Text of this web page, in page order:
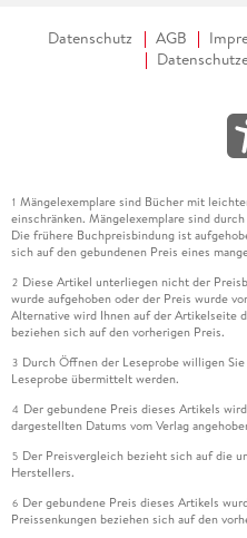
Datenschutz AGB
1 Mängelexemplare sind Bücher mit
einschränken. Mängelexemplare sind
Die frühere Buchpreisbindung ist
sich auf den gebundenen Preis eines
2 Diese Artikel unterliegen nicht der
wurde aufgehoben oder der Preis wurde
Alternative wird Ihnen auf der Artikelseite
beziehen sich auf den vorherigen Preis.
3 Durch Öffnen der Leseprobe willigen
Leseprobe übermittelt werden.
4 Der gebundene Preis dieses Artikels
dargestellten Datums vom Verlag
5 Der Preisvergleich bezieht sich auf die
Herstellers.
6 Der gebundene Preis dieses Artikels
Preissenkungen beziehen sich auf den